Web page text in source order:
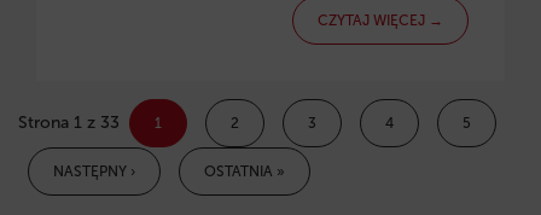
CZYTAJ WIĘCEJ →
Strona 1 z 33 1 2 3 4 5
NASTĘPNY › OSTATNIA »